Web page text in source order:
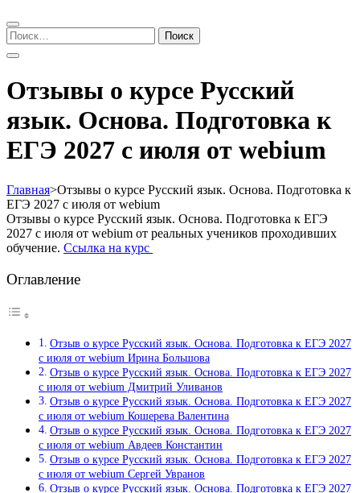
Найти:
Отзывы о курсе Русский
язык. Основа. Подготовка к
ЕГЭ 2027 с июля от webium
Главная>Отзывы о курсе Русский язык. Основа. Подготовка к
ЕГЭ 2027 с июля от webium
Отзывы о курсе Русский язык. Основа. Подготовка к ЕГЭ
2027 с июля от webium от реальных учеников проходивших
обучение. Ссылка на курс
Оглавление
Отзыв о курсе Русский язык. Основа. Подготовка к ЕГЭ 2027
с июля от webium Ирина Большова
Отзыв о курсе Русский язык. Основа. Подготовка к ЕГЭ 2027
с июля от webium Дмитрий Уливанов
Отзыв о курсе Русский язык. Основа. Подготовка к ЕГЭ 2027
с июля от webium Кошерева Валентина
Отзыв о курсе Русский язык. Основа. Подготовка к ЕГЭ 2027
с июля от webium Авдеев Константин
Отзыв о курсе Русский язык. Основа. Подготовка к ЕГЭ 2027
с июля от webium Сергей Увранов
Отзыв о курсе Русский язык. Основа. Подготовка к ЕГЭ 2027